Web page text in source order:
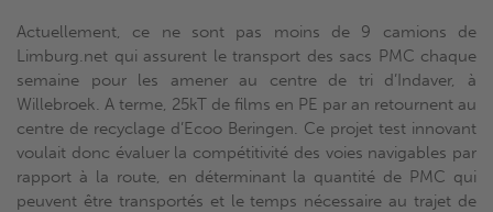
Actuellement, ce ne sont pas moins de 9 camions de
Limburg.net qui assurent le transport des sacs PMC chaque
semaine pour les amener au centre de tri d’Indaver, à
Willebroek. A terme, 25kT de films en PE par an retournent au
centre de recyclage d’Ecoo Beringen. Ce projet test innovant
voulait donc évaluer la compétitivité des voies navigables par
rapport à la route, en déterminant la quantité de PMC qui
peuvent être transportés et le temps nécessaire au trajet de